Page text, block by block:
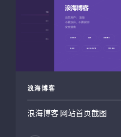
浪海博客
浪海博客 网站首页截图